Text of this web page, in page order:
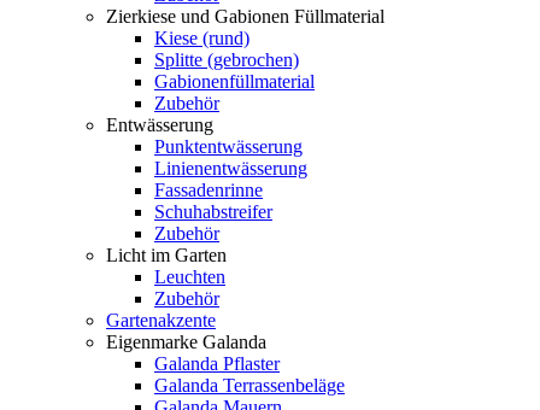
Zierkiese und Gabionen Füllmaterial
Kiese (rund)
Splitte (gebrochen)
Gabionenfüllmaterial
Zubehör
Entwässerung
Punktentwässerung
Linienentwässerung
Fassadenrinne
Schuhabstreifer
Zubehör
Licht im Garten
Leuchten
Zubehör
Gartenakzente
Eigenmarke Galanda
Galanda Pflaster
Galanda Terrassenbeläge